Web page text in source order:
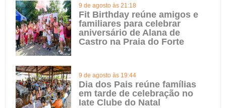
9 de agosto às 21:18
Fit Birthday reúne amigos e
familiares para celebrar
aniversário de Alana de
Castro na Praia do Forte
9 de agosto às 19:44
Dia dos Pais reúne famílias
em tarde de celebração no
Iate Clube do Natal